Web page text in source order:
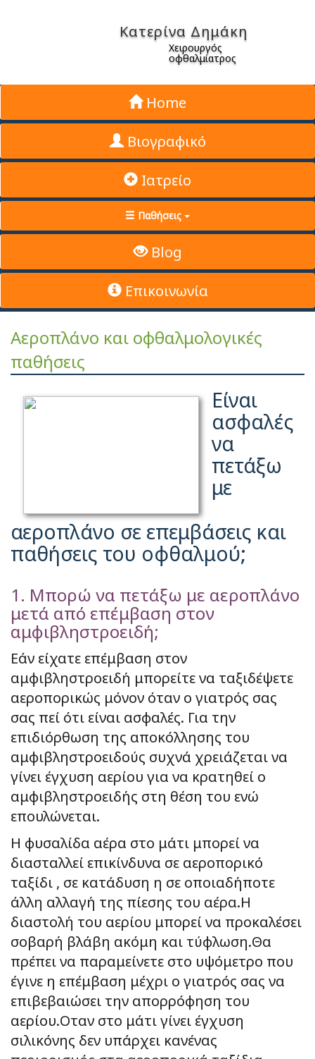
Κατερίνα Δημάκη
Χειρουργός
οφθαλμίατρος
Home
Βιογραφικό
Ιατρείο
Παθήσεις
Blog
Επικοινωνία
Αεροπλάνο και οφθαλμολογικές
παθήσεις
Είναι
ασφαλές
να
πετάξω
με
αεροπλάνο σε επεμβάσεις και
παθήσεις του οφθαλμού;
1. Μπορώ να πετάξω με αεροπλάνο
μετά από επέμβαση στον
αμφιβληστροειδή;
Εάν είχατε επέμβαση στον
αμφιβληστροειδή μπορείτε να ταξιδέψετε
αεροπορικώς μόνον όταν ο γιατρός σας
σας πεί ότι είναι ασφαλές. Για την
επιδιόρθωση της αποκόλλησης του
αμφιβληστροειδούς συχνά χρειάζεται να
γίνει έγχυση αερίου για να κρατηθεί ο
αμφιβληστροειδής στη θέση του ενώ
επουλώνεται.
Η φυσαλίδα αέρα στο μάτι μπορεί να
διασταλλεί επικίνδυνα σε αεροπορικό
ταξίδι , σε κατάδυση η σε οποιαδήποτε
άλλη αλλαγή της πίεσης του αέρα.Η
διαστολή του αερίου μπορεί να προκαλέσει
σοβαρή βλάβη ακόμη και τύφλωση.Θα
πρέπει να παραμείνετε στο υψόμετρο που
έγινε η επέμβαση μέχρι ο γιατρός σας να
επιβεβαιώσει την απορρόφηση του
αερίου.Οταν στο μάτι γίνει έγχυση
σιλικόνης δεν υπάρχει κανένας